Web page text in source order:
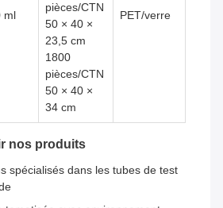
ml
pièces/CTN
50 × 40 ×
23,5 cm
1800
pièces/CTN
50 × 40 ×
34 cm
PET/verre
nos produits
spécialisés dans les tubes de test